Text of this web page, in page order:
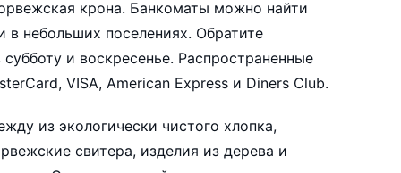
крона. Банкоматы можно найти
в небольших поселениях. Обратите
и воскресенье. Распространенные
VISA, American Express и Diners Club.
из экологически чистого хлопка,
свитера, изделия из дерева и